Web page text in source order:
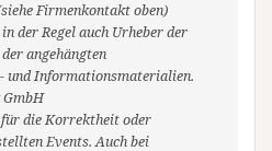
Firmenkontakt oben)
der Regel auch Urheber der
angehängten
und Informationsmaterialien.
die Korrektheit oder
Events. Auch bei